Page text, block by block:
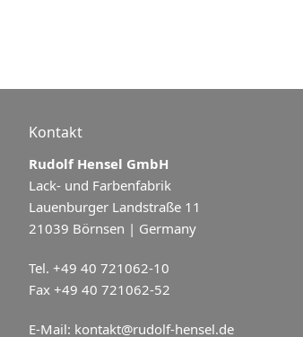
Kontakt
Rudolf Hensel GmbH
Lack- und Farbenfabrik
Lauenburger Landstraße 11
21039 Börnsen | Germany
Tel. +49 40 721062-10
Fax +49 40 721062-52
E-Mail: kontakt@rudolf-hensel.de